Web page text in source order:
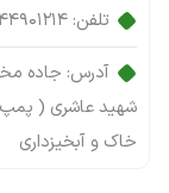
تلفن:
آدرس:
شهید عاشری ( پمپ
خاک و آبخیزداری